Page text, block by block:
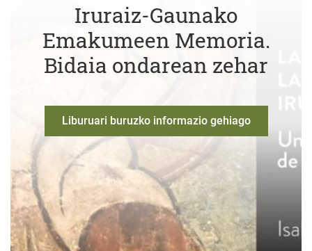
Iruraiz-Gaunako
Emakumeen Memoria.
Bidaia ondarean zehar
Liburuari buruzko informazio gehiago